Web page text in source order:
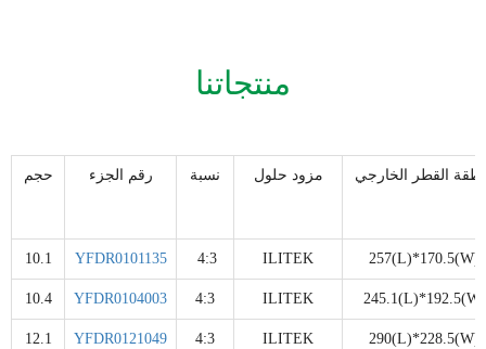
منتجاتنا
حجم رقم الجزء نسبة مزود حلول القطر الخارجي
10.1 YFDR0101135 4:3 ILITEK 257(L)*170.5(W)
10.4 YFDR0104003 4:3 ILITEK 245.1(L)*192.5(W)
12.1 YFDR0121049 4:3 ILITEK 290(L)*228.5(W)